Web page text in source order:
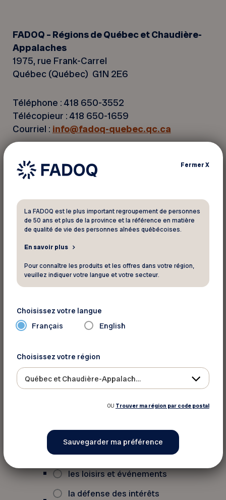
FADOQ – Régions de Québec et Chaudière-
Appalaches
1975, rue Frank-Carrel
Québec (Québec) G1N 2E6
Téléphone : 418 650-3552
Télécopieur : 418 650-1659
Courriel : info@fadoq-quebec.qc.ca
Cliquez ici pour visualiser la carte
Avis de retrait
Accéder au formulaire « Avis de retrait »
Écrivez-nous
Ce champ n’est utilisé qu’à des fins de
les rabais et privilèges
les loisirs et événements
la défense des intérêts
FermerX
La FADOQ est le plus important regroupement de personnes
de 50 ans et plus de la province et la référence en matière
de qualité de vie des personnes aînées québécoises.
En savoir plus
Pour connaître les produits et les offres dans votre région,
veuillez indiquer votre langue et votre secteur.
Choisissez votre langue
Français English
Choisissez votre région
Québec et Chaudière-Appalaches
OU Trouver ma région par code postal